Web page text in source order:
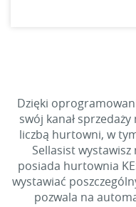
Dzięki
swój kanał
liczbą hurtowni, w
Sellasist
posiada hurtownia
wystawiać
pozwala na